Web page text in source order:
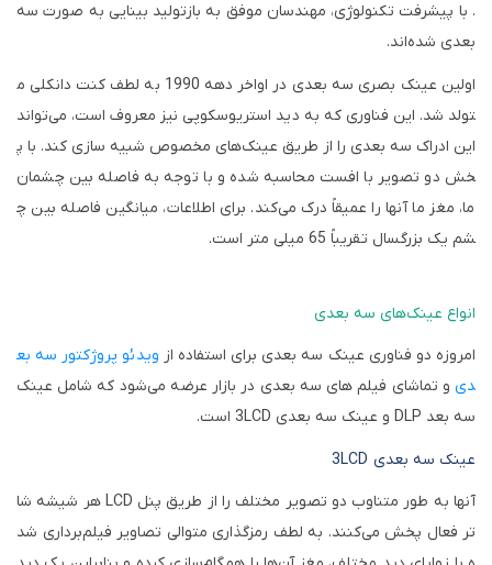
. با پیشرفت تکنولوژی، مهندسان موفق به بازتولید بینایی به صورت سه
بعدی شده‌اند.
اولین عینک بصری سه بعدی در اواخر دهه 1990 به لطف کنت دانکلی م
تولد شد. این فناوری که به دید استریوسکوپی نیز معروف است، می‌تواند
این ادراک سه بعدی را از طریق عینک‌های مخصوص شبیه سازی کند. با پ
خش دو تصویر با افست محاسبه شده و با توجه به فاصله بین چشمان
ما، مغز ما آنها را عمیقاً درک می‌کند. برای اطلاعات، میانگین فاصله بین چ
شم یک بزرگسال تقریباً 65 میلی متر است.
انواع عینک‌های سه بعدی
امروزه دو فناوری عینک سه بعدی برای استفاده از ویدئو پروژکتور سه بع
دی و تماشای فیلم های سه بعدی در بازار عرضه می‌شود که شامل عینک
سه بعد DLP و عینک سه بعدی 3LCD است.
عینک سه بعدی 3LCD
آنها به طور متناوب دو تصویر مختلف را از طریق پنل LCDهر شیشه شا
تر فعال پخش می‌کنند. به لطف رمزگذاری متوالی تصاویر فیلم‌برداری شد